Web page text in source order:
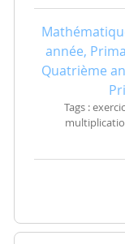
année,
Quatrième
Tags :